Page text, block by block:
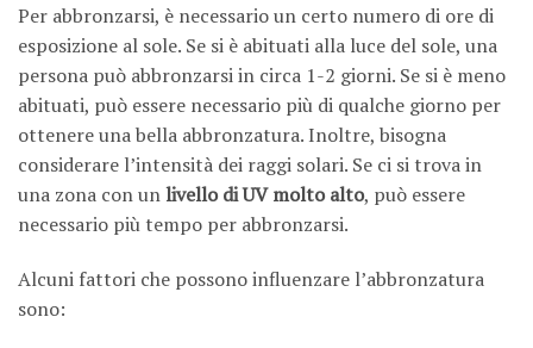
Per abbronzarsi, è necessario un certo numero di ore di
esposizione al sole. Se si è abituati alla luce del sole, una
persona può abbronzarsi in circa 1-2 giorni. Se si è meno
abituati, può essere necessario più di qualche giorno per
ottenere una bella abbronzatura. Inoltre, bisogna
considerare l’intensità dei raggi solari. Se ci si trova in
una zona con unlivello di UV molto alto, può essere
necessario più tempo per abbronzarsi.
Alcuni fattori che possono influenzare l’abbronzatura
sono: